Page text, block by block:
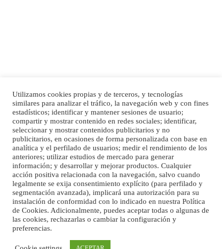
SHIBA PERDIDO AVDA JOSE MESA Y LOPEZ
PERRO MACHO RAZA SHIBA CON MICROCHIP PERDIDO HOY 06/07/2025 ZONA
MESA Y LOPEZ. ES MUY ASUSTADIZO
Leales.org » Gran Canaria | 6.7.2025
Ninfa perdida
El día 5 se los perdió una ninfa papillera, asustada tiene miedo a la calle, se
Leales.org » Gran Canaria
6.7.2025
Inicio Publicidad
Política de privacidad
Aviso Legal
Cláusula de Cookies
Enlaces de interés
Utilizamos cookies propias y de terceros, y tecnologías
similares para analizar el tráfico, la navegación web y con fines
estadísticos; identificar y mantener sesiones de usuario;
compartir y mostrar contenido en redes sociales; identificar,
seleccionar y mostrar contenidos publicitarios y no
publicitarios, en ocasiones de forma personalizada con base en
analítica y el perfilado de usuarios; medir el rendimiento de los
anteriores; utilizar estudios de mercado para generar
información; y desarrollar y mejorar productos. Cualquier
acción positiva relacionada con la navegación, salvo cuando
legalmente se exija consentimiento explícito (para perfilado y
segmentación avanzada), implicará una autorización para su
instalación de conformidad con lo indicado en nuestra Política
de Cookies. Adicionalmente, puedes aceptar todas o algunas de
las cookies, rechazarlas o cambiar la configuración y
preferencias.